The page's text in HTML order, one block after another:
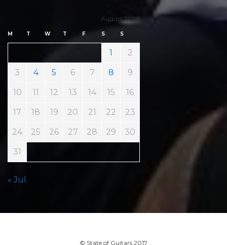
August 2026
M T W T F S S
1 2
3 4 5 6 7 8 9
10 11 12 13 14 15 16
17 18 19 20 21 22 23
24 25 26 27 28 29 30
31
« Jul
© State of Guitars 2017